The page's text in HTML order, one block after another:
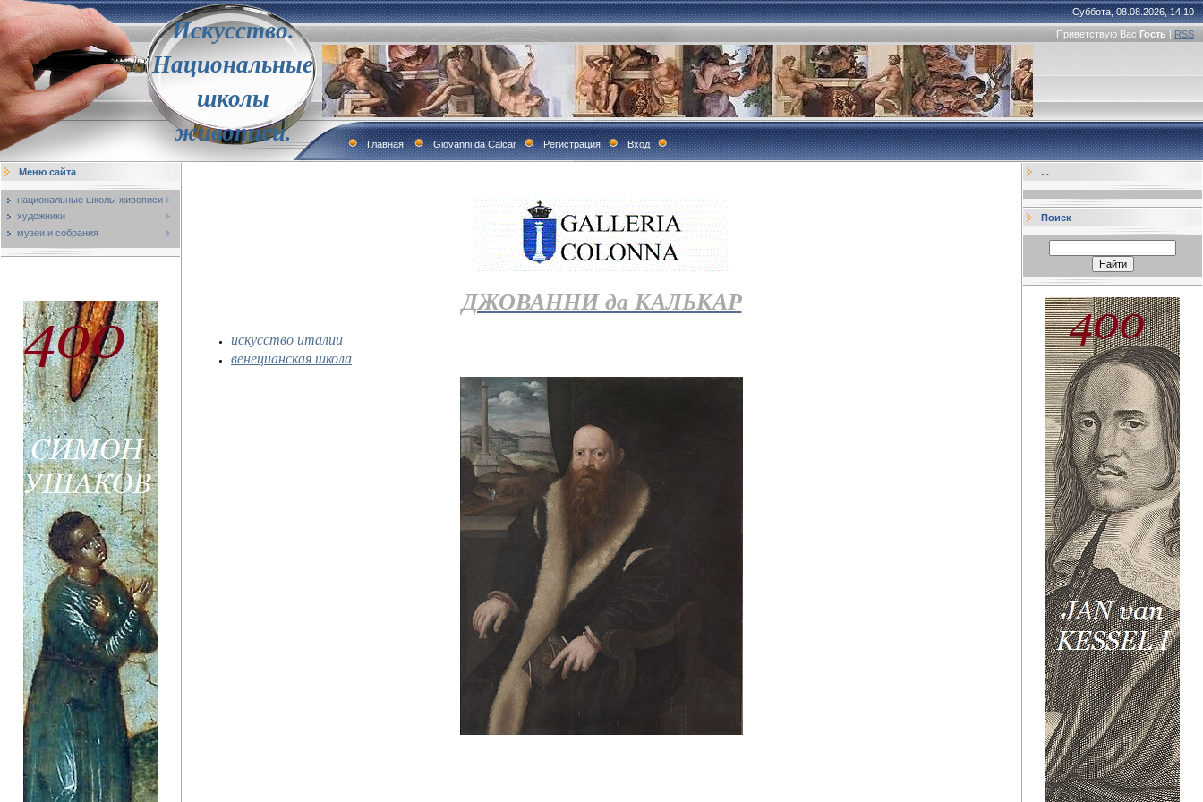
Искусство.
Национальные
школы
живописи.
Суббота, 08.08.2026, 14:10
Приветствую Вас Гость | RSS
Главная Giovanni da Calcar Регистрация Вход
Меню сайта
национальные школы живописи
художники
музеи и собрания
ДЖОВАННИ да КАЛЬКАР
искусство италии
венецианская школа
...
Поиск